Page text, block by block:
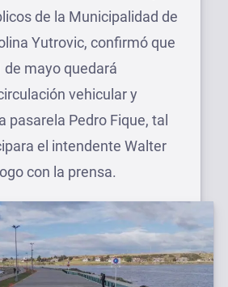
de la Municipalidad de
Yutrovic, confirmó que
de mayo quedará
vehicular y
pasarela Pedro Fique, tal
el intendente Walter
con la prensa.